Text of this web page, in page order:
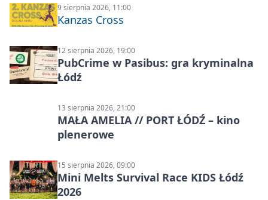
9 sierpnia 2026, 11:00
Kanzas Cross
12 sierpnia 2026, 19:00
PubCrime w Pasibus: gra kryminalna
Łódź
13 sierpnia 2026, 21:00
MAŁA AMELIA // PORT ŁÓDŹ – kino
plenerowe
15 sierpnia 2026, 09:00
Mini Melts Survival Race KIDS Łódź
2026